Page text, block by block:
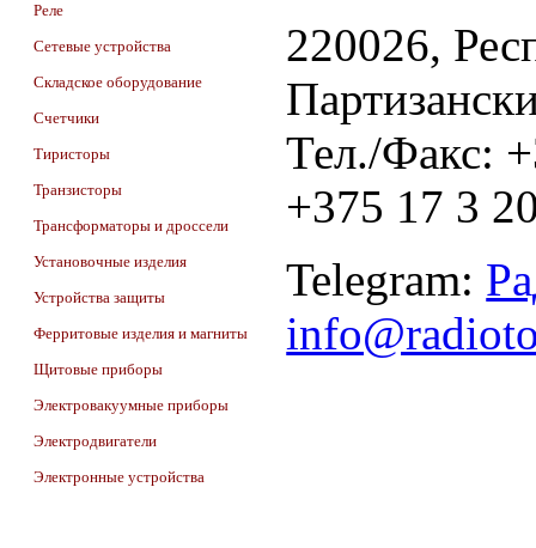
Реле
Сетевые устройства
Складское оборудование
Счетчики
Тиристоры
Транзисторы
Трансформаторы и дроссели
Установочные изделия
Устройства защиты
Ферритовые изделия и магниты
Щитовые приборы
Электровакуумные приборы
Электродвигатели
Электронные устройства
220026,
Тел./Факс:
+375 17 3
Telegram: